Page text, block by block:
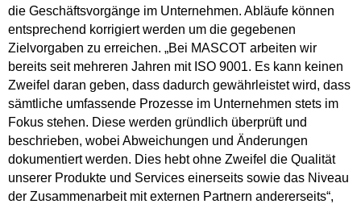
die Geschäftsvorgänge im Unternehmen. Abläufe können
entsprechend korrigiert werden um die gegebenen
Zielvorgaben zu erreichen. „Bei MASCOT arbeiten wir
bereits seit mehreren Jahren mit ISO 9001. Es kann keinen
Zweifel daran geben, dass dadurch gewährleistet wird, dass
sämtliche umfassende Prozesse im Unternehmen stets im
Fokus stehen. Diese werden gründlich überprüft und
beschrieben, wobei Abweichungen und Änderungen
dokumentiert werden. Dies hebt ohne Zweifel die Qualität
unserer Produkte und Services einerseits sowie das Niveau
der Zusammenarbeit mit externen Partnern andererseits“,